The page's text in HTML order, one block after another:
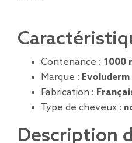
Contenance : 1000
Marque : Evoluderm
Fabrication :
Type de cheveux :
Description